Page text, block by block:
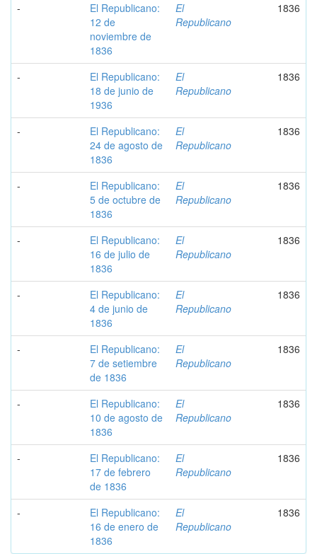
-
El Republicano:
12 de
noviembre de
1836
El
Republicano
1836
-
El Republicano:
18 de junio de
1936
El
Republicano
1836
-
El Republicano:
24 de agosto de
1836
El
Republicano
1836
-
El Republicano:
5 de octubre de
1836
El
Republicano
1836
-
El Republicano:
16 de julio de
1836
El
Republicano
1836
-
El Republicano:
4 de junio de
1836
El
Republicano
1836
-
El Republicano:
7 de setiembre
de 1836
El
Republicano
1836
-
El Republicano:
10 de agosto de
1836
El
Republicano
1836
-
El Republicano:
17 de febrero
de 1836
El
Republicano
1836
-
El Republicano:
16 de enero de
1836
El
Republicano
1836